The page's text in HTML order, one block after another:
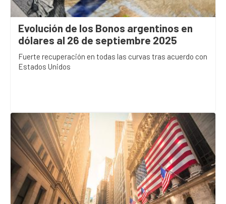
Evolución de los Bonos argentinos en
dólares al 26 de septiembre 2025
Fuerte recuperación en todas las curvas tras acuerdo con
Estados Unidos